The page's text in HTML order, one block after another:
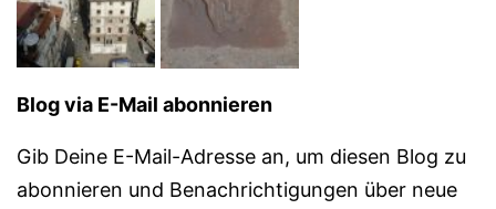
Blog via E-Mail abonnieren
Gib Deine E-Mail-Adresse an, um diesen Blog zu
abonnieren und Benachrichtigungen über neue